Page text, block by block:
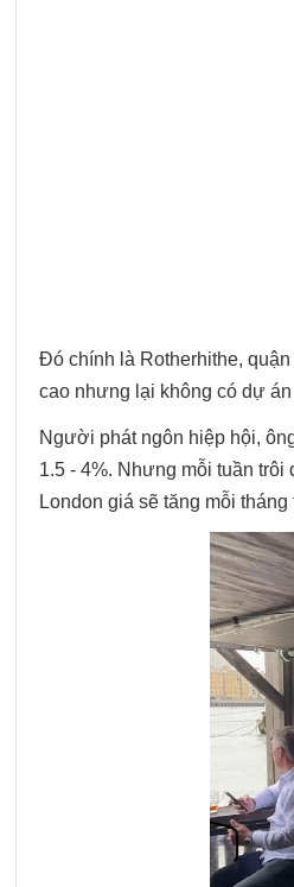
Đó chính là Rotherhithe,
cao nhưng lại không có dự
Người phát ngôn hiệp hội,
1.5 - 4%. Nhưng mỗi tuần
London giá sẽ tăng mỗi